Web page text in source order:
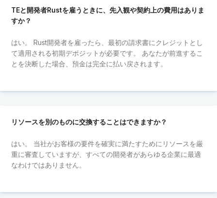
TEと開発者Rustを雇うときに、先入観や契約上の費用はありま
すか？
はい。 Rust開発者を雇ったら、最初の請求書にクレジットとし
て適用される初期デポジットが必要です。 あなたが前進するこ
とを決断した場合、預金は完全に払い戻されます。
リソースを別のものに交換することはできますか？
はい。 当社がお客様の要件を確実に満たすためにリソースを厳
重に審査していますが、すべての開発者があらゆる企業に最適
なわけではありません。